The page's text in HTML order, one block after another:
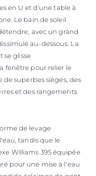
en U et d'une table à
Le bain de soleil
avec un grand
au-dessous. La
se glisse
fenêtre pour relier le
superbes sièges, des
et des rangements
de levage
tandis que le
Williams 395 équipée
pour une mise à l'eau